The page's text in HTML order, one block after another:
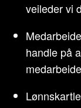
veileder vi
handle på